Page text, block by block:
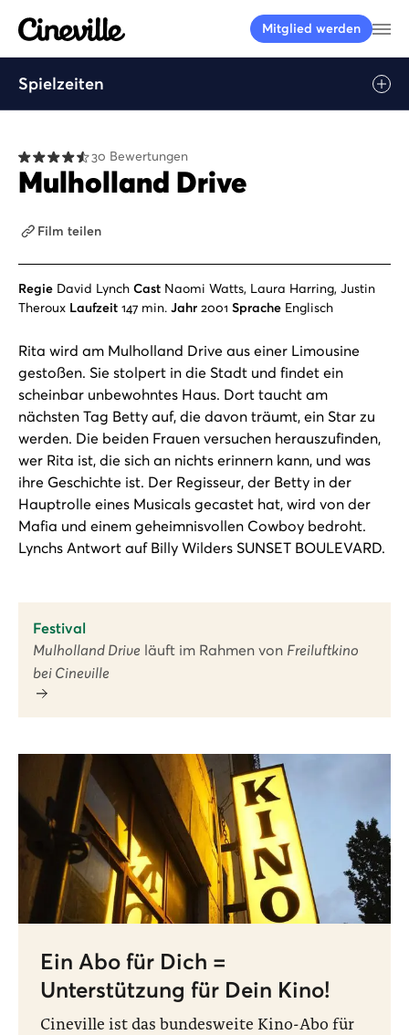
Cineville Logo
Mitglied werden
Spielzeiten
30 Bewertungen
Mulholland Drive
Film teilen
Regie David Lynch Cast Naomi Watts, Laura Harring, Justin
Theroux Laufzeit 147 min. Jahr 2001 Sprache Englisch
Rita wird am Mulholland Drive aus einer Limousine
gestoßen. Sie stolpert in die Stadt und findet ein
scheinbar unbewohntes Haus. Dort taucht am
nächsten Tag Betty auf, die davon träumt, ein Star zu
werden. Die beiden Frauen versuchen herauszufinden,
wer Rita ist, die sich an nichts erinnern kann, und was
ihre Geschichte ist. Der Regisseur, der Betty in der
Hauptrolle eines Musicals gecastet hat, wird von der
Mafia und einem geheimnisvollen Cowboy bedroht.
Lynchs Antwort auf Billy Wilders SUNSET BOULEVARD.
Festival
Mulholland Drive läuft im Rahmen von Freiluftkino
bei Cineville
Ein Abo für Dich =
Unterstützung für Dein Kino!
Cineville ist das bundesweite Kino-Abo für